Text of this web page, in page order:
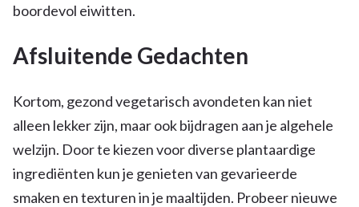
boordevol eiwitten.
Afsluitende Gedachten
Kortom, gezond vegetarisch avondeten kan niet
alleen lekker zijn, maar ook bijdragen aan je algehele
welzijn. Door te kiezen voor diverse plantaardige
ingrediënten kun je genieten van gevarieerde
smaken en texturen in je maaltijden. Probeer nieuwe